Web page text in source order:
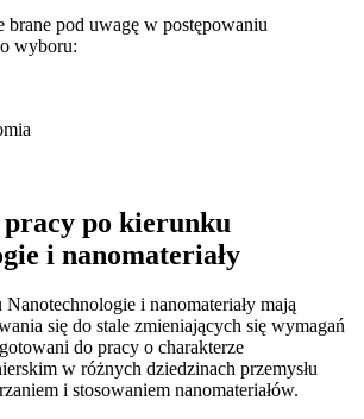
brane pod uwagę w postępowaniu
wyboru:
po kierunku
i nanomateriały
i nanomateriały mają
się do stale zmieniających się wymagań
do pracy o charakterze
w różnych dziedzinach przemysłu
i stosowaniem nanomateriałów.